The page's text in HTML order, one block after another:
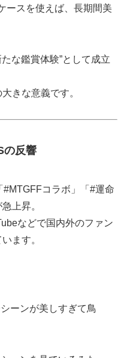
ースを使えば、長期間美
な鑑賞体験”として成立
きな意義です。
の反響
コラボ」「#運命
上昇。
などで国内外のファン
ます。
ーンが美しすぎて鳥